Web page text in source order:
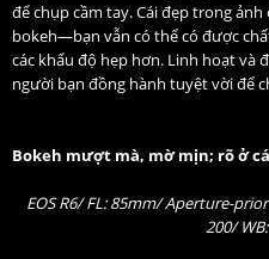
để chụp cầm tay. Cái đẹp trong
bokeh—bạn vẫn có thể có được
các khẩu độ hẹp hơn. Linh hoạt và
người bạn đồng hành tuyệt vời để
Bokeh mượt mà, mờ mịn; rõ ở
EOS R6/ FL: 85mm/ Aperture-
200/